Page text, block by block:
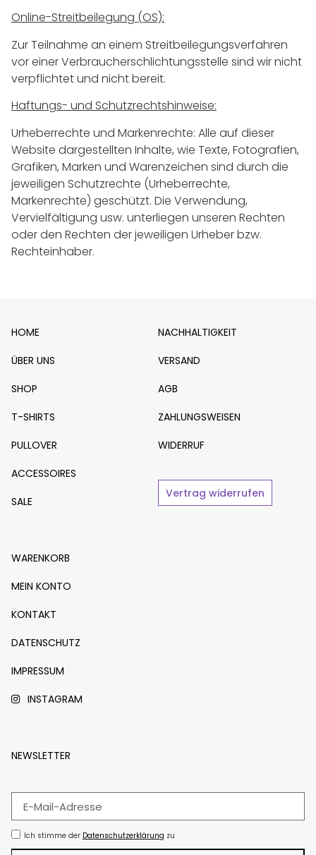
Online-Streitbeilegung (OS):
Zur Teilnahme an einem Streitbeilegungsverfahren
vor einer Verbraucherschlichtungsstelle sind wir nicht
verpflichtet und nicht bereit.
Haftungs- und Schutzrechtshinweise:
Urheberrechte und Markenrechte: Alle auf dieser
Website dargestellten Inhalte, wie Texte, Fotografien,
Grafiken, Marken und Warenzeichen sind durch die
jeweiligen Schutzrechte (Urheberrechte,
Markenrechte) geschützt. Die Verwendung,
Vervielfältigung usw. unterliegen unseren Rechten
oder den Rechten der jeweiligen Urheber bzw.
Rechteinhaber.
HOME
ÜBER UNS
SHOP
T-SHIRTS
PULLOVER
ACCESSOIRES
SALE
NACHHALTIGKEIT
VERSAND
AGB
ZAHLUNGSWEISEN
WIDERRUF
Vertrag widerrufen
WARENKORB
MEIN KONTO
KONTAKT
DATENSCHUTZ
IMPRESSUM
INSTAGRAM
NEWSLETTER
Ich stimme der Datenschutzerklärung zu